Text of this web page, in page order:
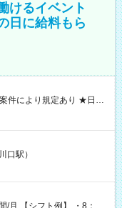
けるイベント
日に給料もら
現金GET♪ お仕事後はコ
用期間】試
口駅）
：00